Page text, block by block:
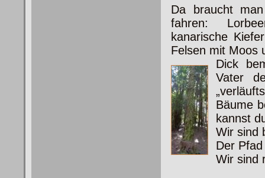
Da braucht
fahren:
kanarische
Felsen mit Moos
Dick
Vater
Bäume
kannst
Wir sind
Der
Wir sind